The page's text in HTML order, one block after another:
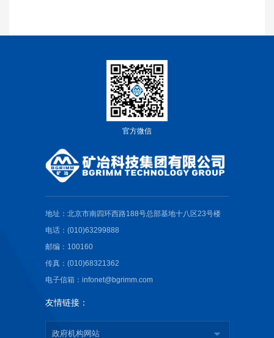
官方微信
地址：北京市南四环西路188号总部基地十八区23号楼
电话：(010)63299888
邮编：100160
传真：(010)68321362
电子信箱：infonet@bgrimm.com
友情链接：
政府机构网站